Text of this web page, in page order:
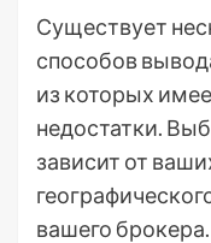
Существует
способов
из которых
недостатки.
зависит от
вашего брокера.